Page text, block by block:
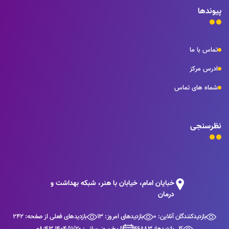
پیوندها
تماس با ما
ادرس مرکز
شماه های تماس
نظرسنجی
خبایان امام، خیابان با هنر، شبکه بهداشت و
درمان
بازدیدکنندگان آنلاین: 0 بازدیدهای امروز: 13
بازدیدهای فعلی از صفحه: 242